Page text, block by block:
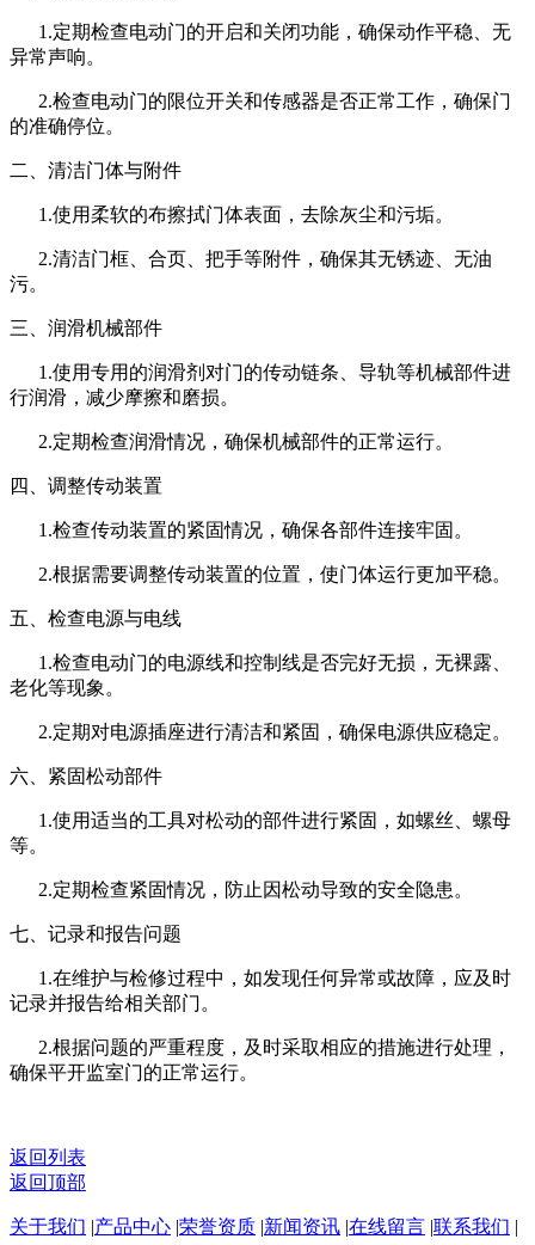
1.定期检查电动门的开启和关闭功能，确保动作平稳、无
异常声响。
2.检查电动门的限位开关和传感器是否正常工作，确保门
的准确停位。
二、清洁门体与附件
1.使用柔软的布擦拭门体表面，去除灰尘和污垢。
2.清洁门框、合页、把手等附件，确保其无锈迹、无油
污。
三、润滑机械部件
1.使用专用的润滑剂对门的传动链条、导轨等机械部件进
行润滑，减少摩擦和磨损。
2.定期检查润滑情况，确保机械部件的正常运行。
四、调整传动装置
1.检查传动装置的紧固情况，确保各部件连接牢固。
2.根据需要调整传动装置的位置，使门体运行更加平稳。
五、检查电源与电线
1.检查电动门的电源线和控制线是否完好无损，无裸露、
老化等现象。
2.定期对电源插座进行清洁和紧固，确保电源供应稳定。
六、紧固松动部件
1.使用适当的工具对松动的部件进行紧固，如螺丝、螺母
等。
2.定期检查紧固情况，防止因松动导致的安全隐患。
七、记录和报告问题
1.在维护与检修过程中，如发现任何异常或故障，应及时
记录并报告给相关部门。
2.根据问题的严重程度，及时采取相应的措施进行处理，
确保平开监室门的正常运行。
返回列表
返回顶部
关于我们 |产品中心 |荣誉资质 |新闻资讯 |在线留言 |联系我们 |